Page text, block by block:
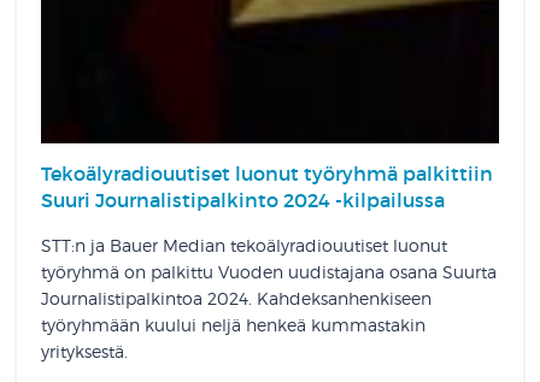
Tekoälyradiouutiset luonut työryhmä palkittiin
Suuri Journalistipalkinto 2024 -kilpailussa
STT:n ja Bauer Median tekoälyradiouutiset luonut
työryhmä on palkittu Vuoden uudistajana osana Suurta
Journalistipalkintoa 2024. Kahdeksanhenkiseen
työryhmään kuului neljä henkeä kummastakin
yrityksestä.